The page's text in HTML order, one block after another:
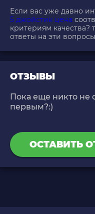
Если вас уже давно
5 джойстик цена
критериям качества?
ответы на эти
ОТЗЫВЫ
Пока еще никто не
первым?:)
ОСТАВИТЬ